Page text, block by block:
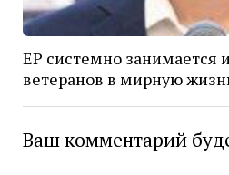
ЕР системно занимается
ветеранов в мирную
Ваш комментарий